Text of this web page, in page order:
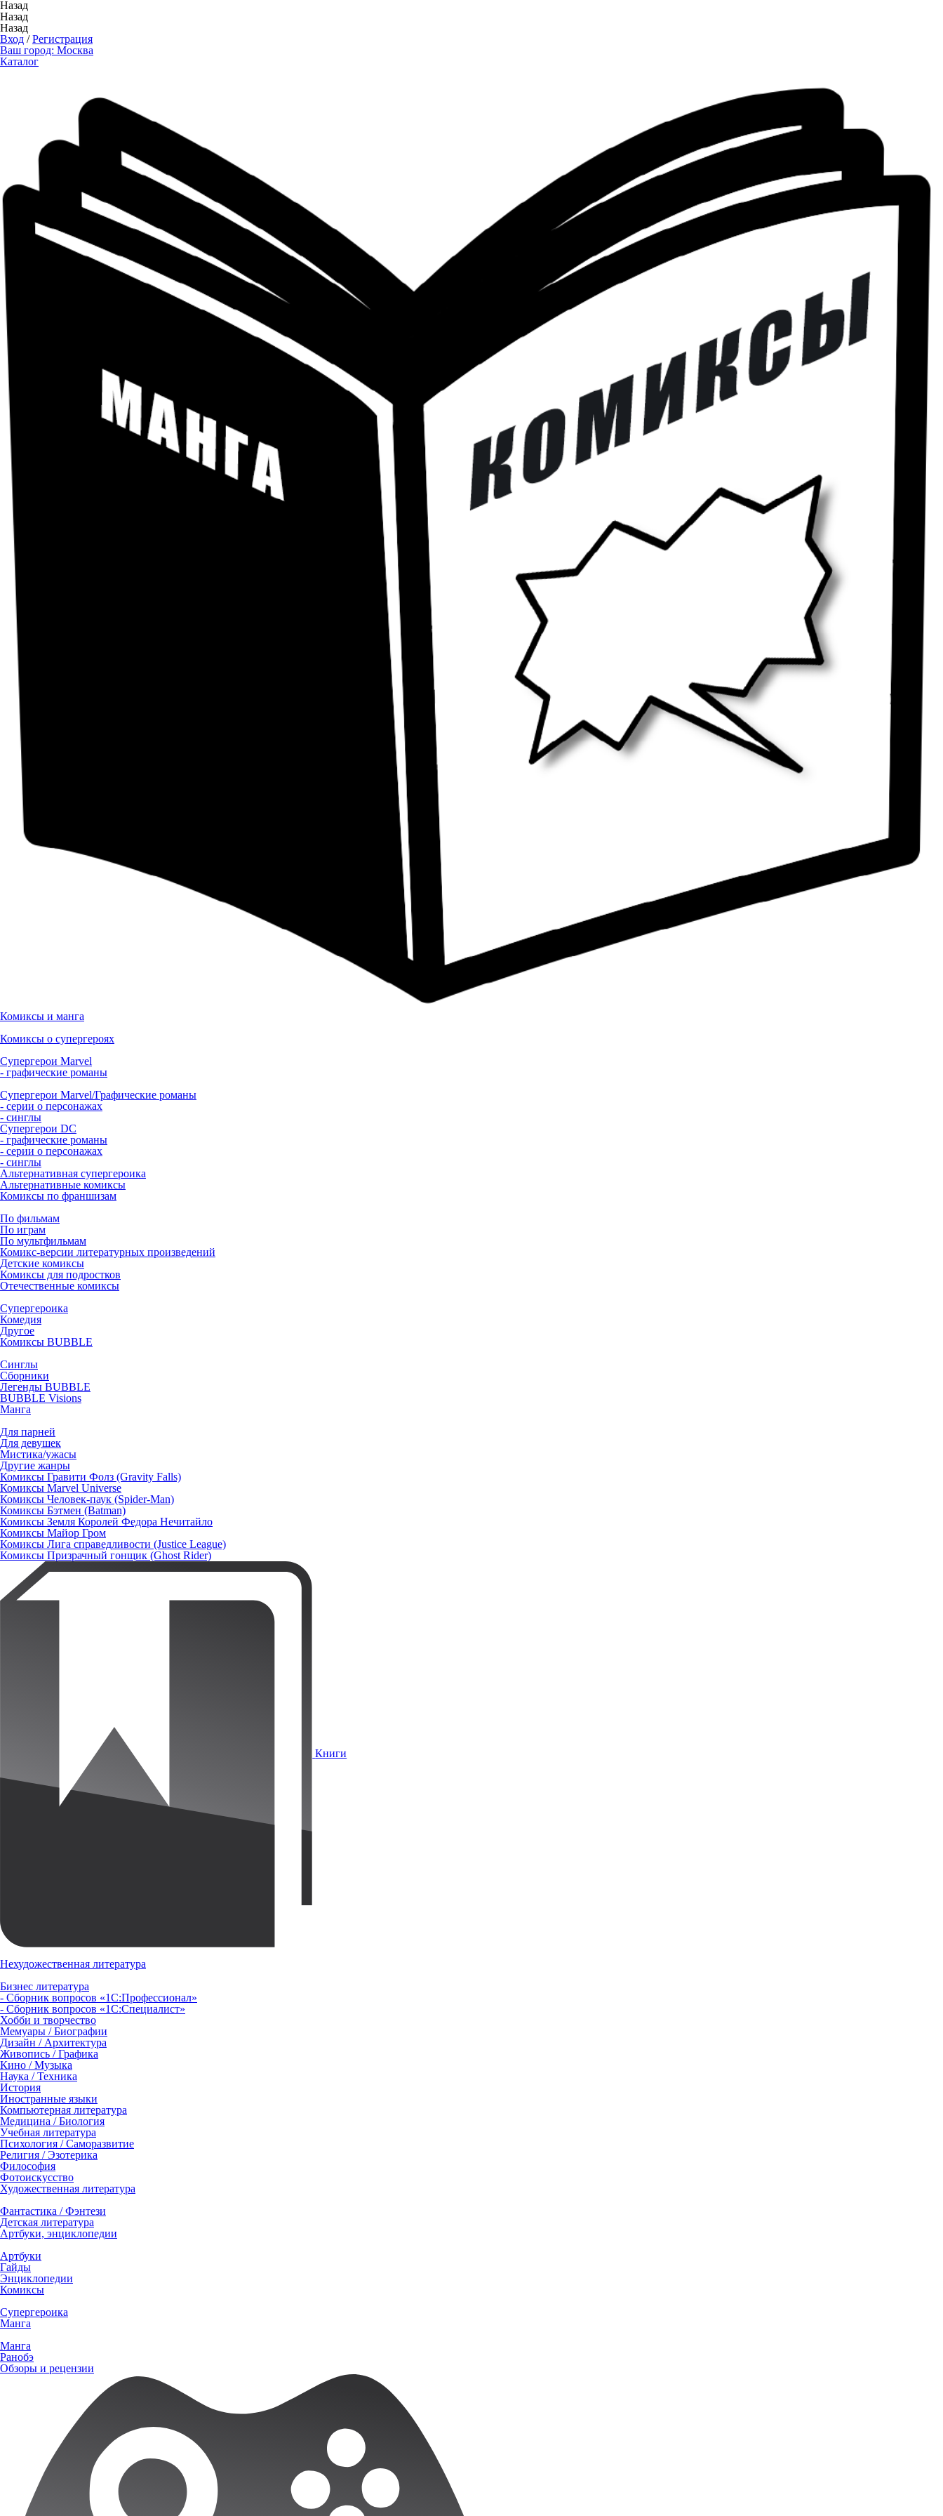
Назад
Назад
Назад
Вход /Регистрация
Ваш город: Москва
Каталог
Комиксы и манга
Комиксы о супергероях
Супергерои Marvel
- графические романы
Супергерои Marvel/Графические романы
- серии о персонажах
- синглы
Супергерои DC
- графические романы
- серии о персонажах
- синглы
Альтернативная супергероика
Альтернативные комиксы
Комиксы по франшизам
По фильмам
По играм
По мультфильмам
Комикс-версии литературных произведений
Детские комиксы
Комиксы для подростков
Отечественные комиксы
Супергероика
Комедия
Другое
Комиксы BUBBLE
Синглы
Сборники
Легенды BUBBLE
BUBBLE Visions
Манга
Для парней
Для девушек
Мистика/ужасы
Другие жанры
Комиксы Гравити Фолз (Gravity Falls)
Комиксы Marvel Universe
Комиксы Человек-паук (Spider-Man)
Комиксы Бэтмен (Batman)
Комиксы Земля Королей Федора Нечитайло
Комиксы Майор Гром
Комиксы Лига справедливости (Justice League)
Комиксы Призрачный гонщик (Ghost Rider)
Книги
Нехудожественная литература
Бизнес литература
- Сборник вопросов «1С:Профессионал»
- Сборник вопросов «1С:Специалист»
Хобби и творчество
Мемуары / Биографии
Дизайн / Архитектура
Живопись / Графика
Кино / Музыка
Наука / Техника
История
Иностранные языки
Компьютерная литература
Медицина / Биология
Учебная литература
Психология / Саморазвитие
Религия / Эзотерика
Философия
Фотоискусство
Художественная литература
Фантастика / Фэнтези
Детская литература
Артбуки, энциклопедии
Артбуки
Гайды
Энциклопедии
Комиксы
Супергероика
Манга
Манга
Ранобэ
Обзоры и рецензии